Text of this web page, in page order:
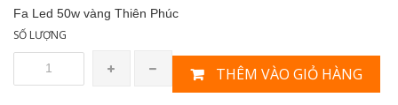
Fa Led 50w vàng Thiên Phúc
SỐ LƯỢNG
THÊM VÀO GIỎ HÀNG